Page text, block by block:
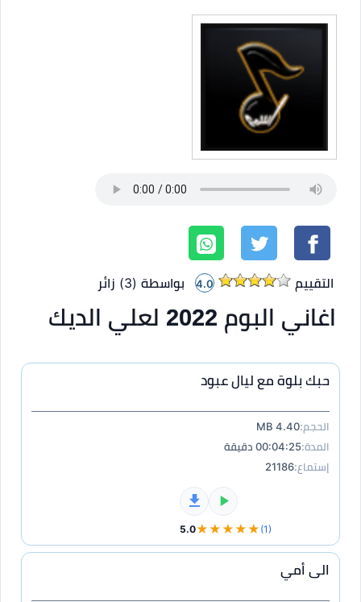
التقييم 4.0 بواسطة (3
) زائر
اغاني البوم 2022 لعلي الديك
حبك بلوة مع ليال عبود
الحجم:4.40 MB
المدة:00:04:25 دقيقة
إستماع:21186
5.0★★★★★ (1)
الى أمي